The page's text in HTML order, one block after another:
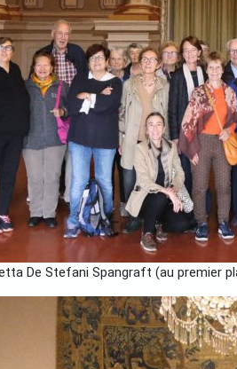
De Stefani Spangraft (au premier